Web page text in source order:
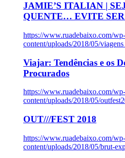
JAMIE’S ITALIAN |
QUENTE… EVITE
https://www.ruadebaixo.com/wp-
content/uploads/2018/05/
Viajar: Tendências e os
Procurados
https://www.ruadebaixo.com/wp-
content/uploads/2018/05/
OUT///FEST 2018
https://www.ruadebaixo.com/wp-
content/uploads/2018/05/brut-